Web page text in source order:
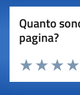
Quanto
pagina?
Valuta
Valuta 2
Valuta 1 stelle